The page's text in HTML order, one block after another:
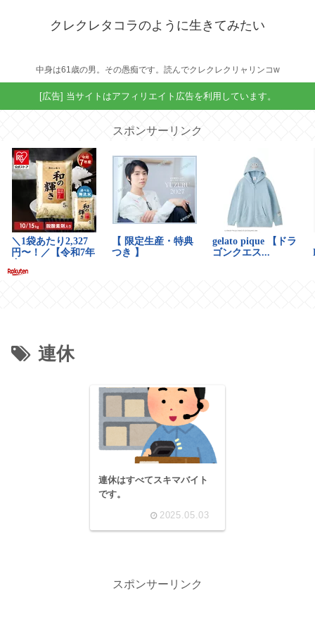
クレクレタコラのように生きてみたい
中身は61歳の男。その愚痴です。読んでクレクレクリャリンコw
[広告] 当サイトはアフィリエイト広告を利用しています。
スポンサーリンク
連休
連休はすべてスキマバイト
です。
2025.05.03
スポンサーリンク